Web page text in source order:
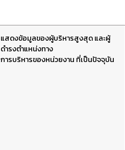
แสดงข้อมูลของผู้บริหารสูงสุด และผู้
ดำรงตำแหน่งทาง
การบริหารของหน่วยงาน ที่เป็นปัจจุบัน